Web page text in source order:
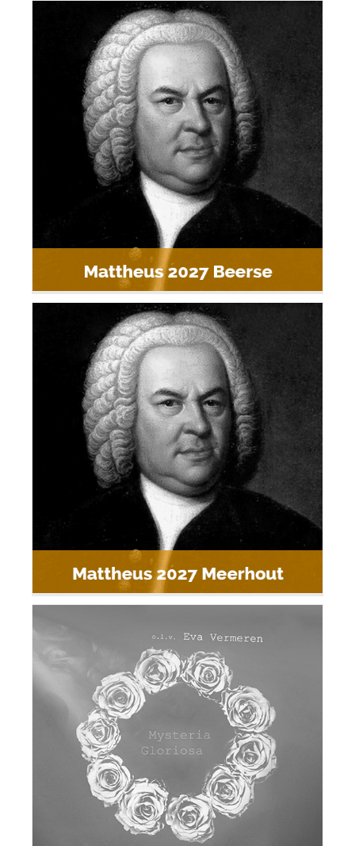
Mattheuspassie 2027 Beerse
Mattheuspassie 2027 Meerhout
Mysteria Gloriosa Geel